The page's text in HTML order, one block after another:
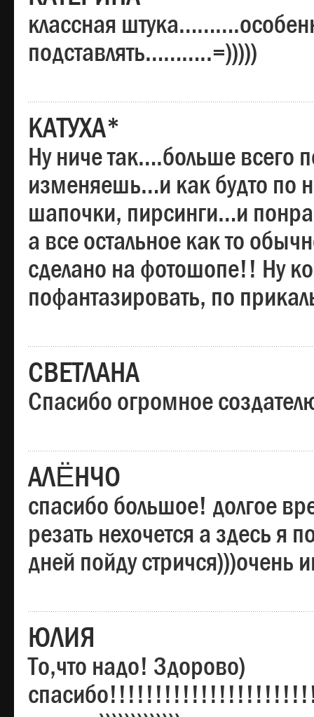
классная
подставлять………..=)))))
КАТУХА*
Ну ниче так….больше всего
изменяешь…и как будто по
шапочки, пирсинги…и
а все остальное как то
сделано на фотошопе!! Ну
пофантазировать, по
СВЕТЛАНА
Спасибо огромное
АЛЁНЧО
спасибо большое! долгое
резать нехочется а здесь я
дней пойду стричся)))очень
ЮЛИЯ
То,что надо! Здорово)